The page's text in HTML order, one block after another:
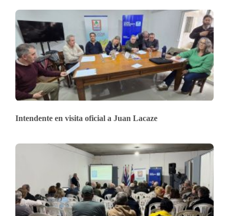
Intendente en visita oficial a Juan Lacaze